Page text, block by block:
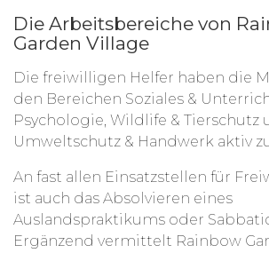
Die Arbeitsbereiche von
Garden Village
Die freiwilligen Helfer haben die
den Bereichen Soziales &
Psychologie, Wildlife & Tierschutz
Umweltschutz & Handwerk aktiv
An fast allen Einsatzstellen für
ist auch das Absolvieren eines
Auslandspraktikums oder
Ergänzend vermittelt Rainbow